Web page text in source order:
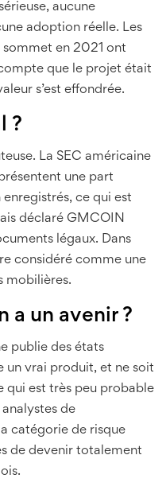
aucune
adoption réelle. Les
sommet en 2021 ont
que le projet était
s’est effondrée.
?
La SEC américaine
une part
ce qui est
déclaré GMCOIN
légaux. Dans
considéré comme une
mobilières.
a un avenir ?
publie des états
un vrai produit, et ne soit
qui est très peu probable
analystes de
catégorie de risque
de devenir totalement